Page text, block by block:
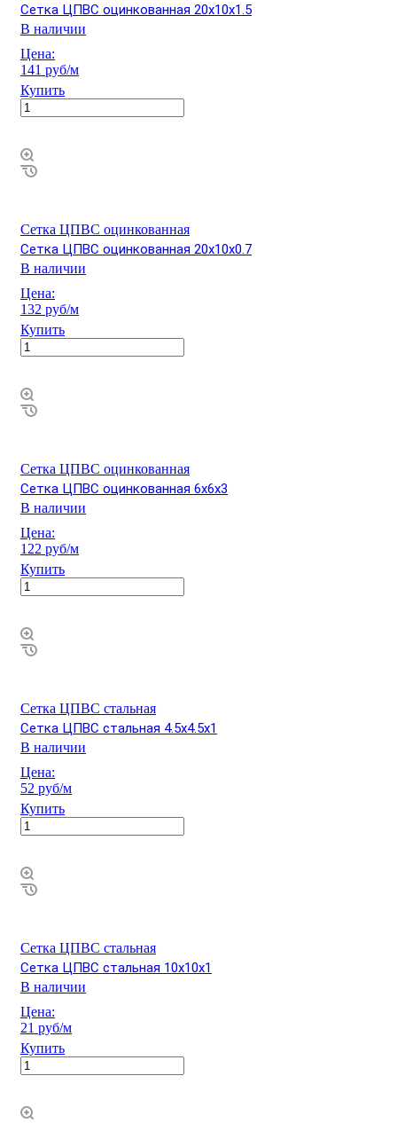
Сетка ЦПВС оцинкованная 20х10х1.5
В наличии
Цена:
141 руб/м
Купить
Сетка ЦПВС оцинкованная
Сетка ЦПВС оцинкованная 20х10х0.7
В наличии
Цена:
132 руб/м
Купить
Сетка ЦПВС оцинкованная
Сетка ЦПВС оцинкованная 6х6х3
В наличии
Цена:
122 руб/м
Купить
Сетка ЦПВС стальная
Сетка ЦПВС стальная 4.5х4.5х1
В наличии
Цена:
52 руб/м
Купить
Сетка ЦПВС стальная
Сетка ЦПВС стальная 10х10х1
В наличии
Цена:
21 руб/м
Купить